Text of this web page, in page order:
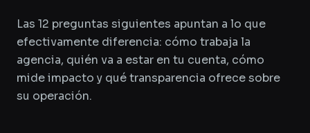
Las 12 preguntas siguientes apuntan a lo que
efectivamente diferencia: cómo trabaja la
agencia, quién va a estar en tu cuenta, cómo
mide impacto y qué transparencia ofrece sobre
su operación.